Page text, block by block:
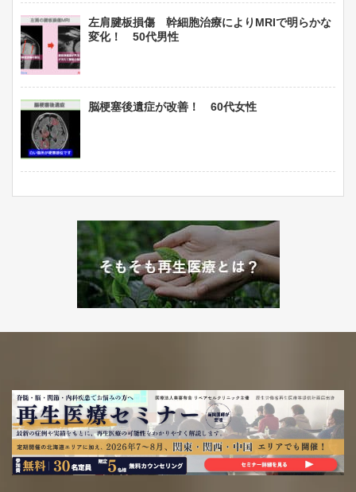
左肩腱板損傷 幹細胞治療によりMRIで明らかな
変化！ 50代男性
脳梗塞後遺症が改善！ 60代女性